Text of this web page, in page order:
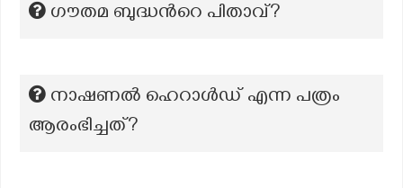
ഗൗതമ ബുദ്ധന്‍റെ പിതാവ്?
നാഷണൽ ഹെറാൾഡ് എന്ന പത്രം
ആരംഭിച്ചത്?